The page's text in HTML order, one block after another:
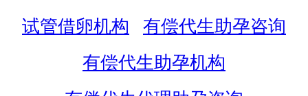
试管借卵机构
有偿代生助孕咨询
有偿代生助孕机构